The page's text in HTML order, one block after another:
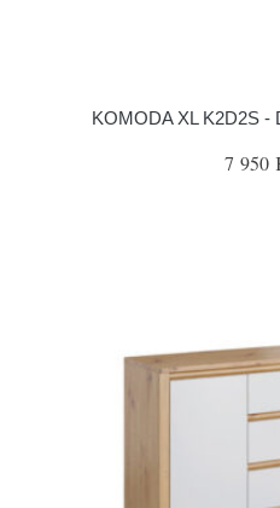
KOMODA XL K2D2S -
7 950